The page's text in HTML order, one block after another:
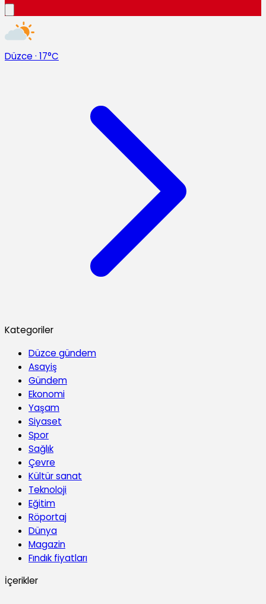
Düzce · 17°C
Kategoriler
Düzce gündem
Asayiş
Gündem
Ekonomi
Yaşam
Siyaset
Spor
Sağlık
Çevre
Kültür sanat
Teknoloji
Eğitim
Röportaj
Dünya
Magazin
Fındık fiyatları
İçerikler